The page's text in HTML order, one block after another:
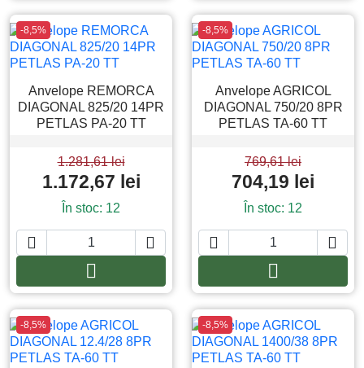
-8,5%
Anvelope REMORCA
DIAGONAL 825/20 14PR
PETLAS PA-20 TT
1.172,67 lei
1.281,61 lei
În stoc: 12
 

-8,5%
Anvelope AGRICOL
DIAGONAL 750/20 8PR
PETLAS TA-60 TT
704,19 lei
769,61 lei
În stoc: 12
 

-8,5% -8,5%